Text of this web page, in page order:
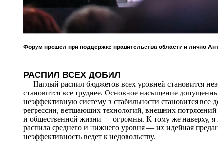
Форум прошел при поддержке правительства области и лично
РАСПИЛ ВСЕХ ДОБИЛ
Наглый распил бюджетов всех уровней становится
становится все труднее. Основное насыщение
неэффективную систему в стабильности становится
регрессии, ветшающих технологий, внешних потрясений
и общественной жизни — огромны. К тому же наверху, я
распила среднего и нижнего уровня — их идейная
неэффективность ведет к недовольству.